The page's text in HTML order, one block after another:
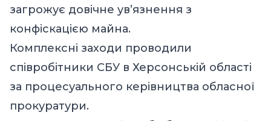
загрожує довічне ув’язнення з
конфіскацією майна.
Комплексні заходи проводили
співробітники СБУ в Херсонській області
за процесуального керівництва обласної
прокуратури.